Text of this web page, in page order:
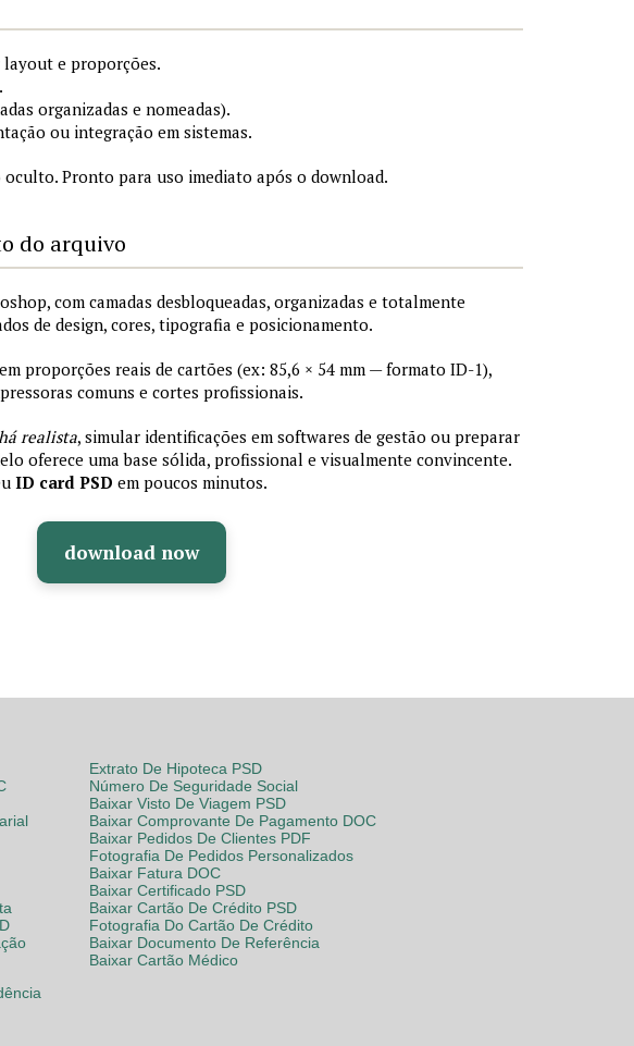
e proporções.
organizadas e nomeadas).
ou integração em sistemas.
Pronto para uso imediato após o download.
do arquivo
com camadas desbloqueadas, organizadas e totalmente
de design, cores, tipografia e posicionamento.
proporções reais de cartões (ex: 85,6 × 54 mm — formato ID-1),
comuns e cortes profissionais.
realista, simular identificações em softwares de gestão ou preparar
oferece uma base sólida, profissional e visualmente convincente.
ID card PSD em poucos minutos.
download now
Extrato De Hipoteca PSD
Número De Seguridade Social
Baixar Visto De Viagem PSD
Baixar Comprovante De Pagamento DOC
Baixar Pedidos De Clientes PDF
Fotografia De Pedidos Personalizados
Baixar Fatura DOC
Baixar Certificado PSD
Baixar Cartão De Crédito PSD
Fotografia Do Cartão De Crédito
Baixar Documento De Referência
Baixar Cartão Médico